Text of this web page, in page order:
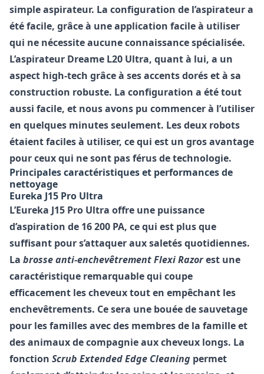
simple aspirateur. La configuration de l’aspirateur a
été facile, grâce à une application facile à utiliser
qui ne nécessite aucune connaissance spécialisée.
L’aspirateur Dreame L20 Ultra, quant à lui, a un
aspect high-tech grâce à ses accents dorés et à sa
construction robuste. La configuration a été tout
aussi facile, et nous avons pu commencer à l’utiliser
en quelques minutes seulement. Les deux robots
étaient faciles à utiliser, ce qui est un gros avantage
pour ceux qui ne sont pas férus de technologie.
Principales caractéristiques et performances de
nettoyage
Eureka J15 Pro Ultra
L’Eureka J15 Pro Ultra offre une puissance
d’aspiration de 16 200 PA, ce qui est plus que
suffisant pour s’attaquer aux saletés quotidiennes.
La brosse anti-enchevêtrement Flexi Razorest une
caractéristique remarquable qui coupe
efficacement les cheveux tout en empêchant les
enchevêtrements. Ce sera une bouée de sauvetage
pour les familles avec des membres de la famille et
des animaux de compagnie aux cheveux longs. La
fonction Scrub Extended Edge Cleaning permet